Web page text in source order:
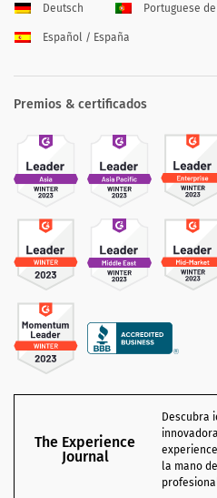
Deutsch Portuguese
Español / España
Premios & certificados
The Experience
Journal
Descubra
la mano